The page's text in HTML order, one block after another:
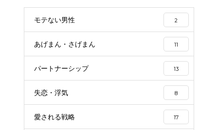
モテない男性 2
あげまん・さげまん 11
パートナーシップ 13
失恋・浮気 8
愛される戦略 17